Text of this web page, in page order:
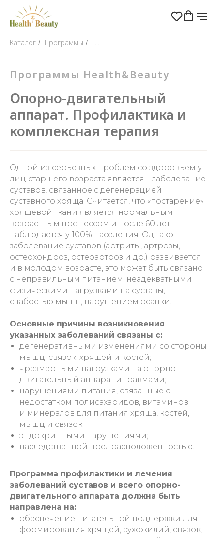
Каталог / Программы / .....
Программы Health&Beauty
Опорно-двигательный
аппарат. Профилактика и
комплексная терапия
Одной из серьезных проблем со здоровьем у
лиц старшего возраста является – заболевание
суставов, связанное с дегенерацией
суставного хряща. Считается, что «постарение»
хрящевой ткани является нормальным
возрастным процессом и после 60 лет
наблюдается у 100% населения. Однако
заболевание суставов (артриты, артрозы,
остеохондроз, остеоартроз и др.) развивается
и в молодом возрасте, это может быть связано
с неправильным питанием, неадекватными
физическими нагрузками на суставы,
слабостью мышц, нарушением осанки.
Основные причины возникновения
указанных заболеваний связаны с:
дегенеративными изменениями со стороны
мышц, связок, хрящей и костей;
чрезмерными нагрузками на опорно-
двигательный аппарат и травмами;
нарушениями питания, связанные с
недостатком полисахаридов, витаминов
и минералов для питания хряща, костей,
мышц и связок;
эндокринными нарушениями;
наследственной предрасположенностью.
Программа профилактики и лечения
заболеваний суставов и всего опорно-
двигательного аппарата должна быть
направлена на:
обеспечение питательной поддержки для
формирования хрящей, сухожилий, связок,